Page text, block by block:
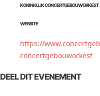
KONINKLIJK CONCERTGEBOUWORKEST
WEBSITE
https://
concertgebouworkest
DEEL DIT EVENEMENT